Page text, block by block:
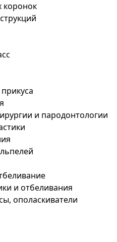
коронок
и пародонтологии
и отбеливания
ополаскиватели